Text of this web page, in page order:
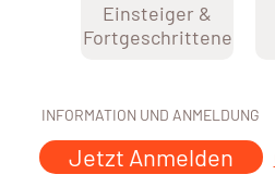
Einsteiger &
Fortgeschrittene
INFORMATION UND ANMELDUNG
Jetzt Anmelden